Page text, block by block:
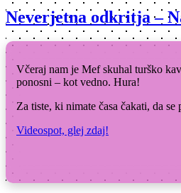
Neverjetna odkritja –
Včeraj nam je Mef skuhal turško
ponosni – kot vedno. Hura!
Za tiste, ki nimate časa čakati, da
Videospot, glej zdaj!